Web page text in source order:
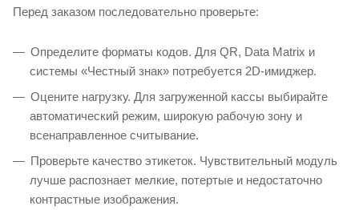
Перед заказом последовательно проверьте:
Определите форматы кодов. Для QR, Data Matrix и
системы «Честный знак» потребуется 2D-имиджер.
Оцените нагрузку. Для загруженной кассы выбирайте
автоматический режим, широкую рабочую зону и
всенаправленное считывание.
Проверьте качество этикеток. Чувствительный модуль
лучше распознает мелкие, потертые и недостаточно
контрастные изображения.